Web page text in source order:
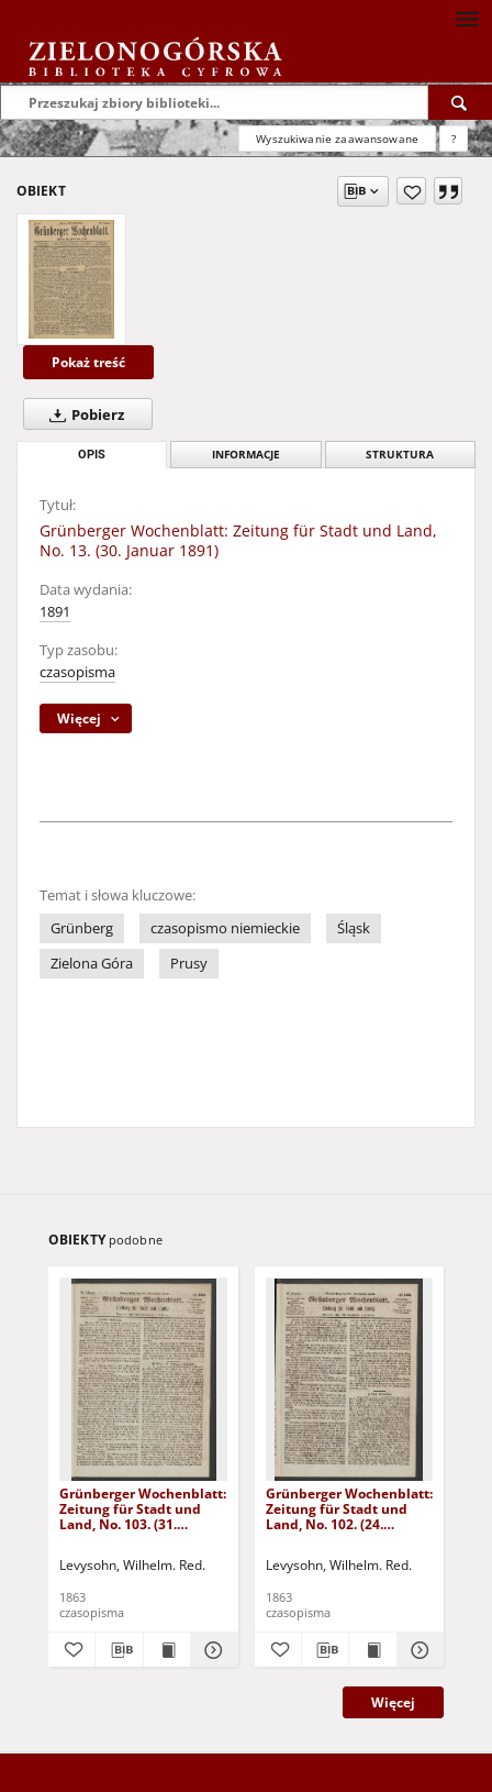
Wyszukiwanie zaawansowane ?
OBIEKT
Pokaż treść
Pobierz
OPIS INFORMACJE STRUKTURA
Tytuł:
Grünberger Wochenblatt: Zeitung für Stadt und Land,
No. 13. (30. Januar 1891)
Data wydania:
1891
Typ zasobu:
czasopisma
Więcej
Temat i słowa kluczowe:
Grünberg
czasopismo niemieckie
Śląsk
Zielona Góra
Prusy
OBIEKTY podobne
Grünberger Wochenblatt:
Zeitung für Stadt und
Land, No. 103. (31.
Levysohn, Wilhelm. Red.
1863
czasopisma
Grünberger Wochenblatt:
Zeitung für Stadt und
Land, No. 102. (24.
Levysohn, Wilhelm. Red.
1863
czasopisma
Więcej